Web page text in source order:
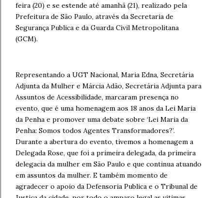
feira (20) e se estende até amanhã (21), realizado pela
Prefeitura de São Paulo, através da Secretaria de
Segurança Publica e da Guarda Civil Metropolitana
(GCM).
Representando a UGT Nacional, Maria Edna, Secretária
Adjunta da Mulher e Márcia Adão, Secretária Adjunta para
Assuntos de Acessibilidade, marcaram presença no
evento, que é uma homenagem aos 18 anos da Lei Maria
da Penha e promover uma debate sobre ‘Lei Maria da
Penha: Somos todos Agentes Transformadores?’.
Durante a abertura do evento, tivemos a homenagem a
Delegada Rose, que foi a primeira delegada, da primeira
delegacia da mulher em São Paulo e que continua atuando
em assuntos da mulher. E também momento de
agradecer o apoio da Defensoria Publica e o Tribunal de